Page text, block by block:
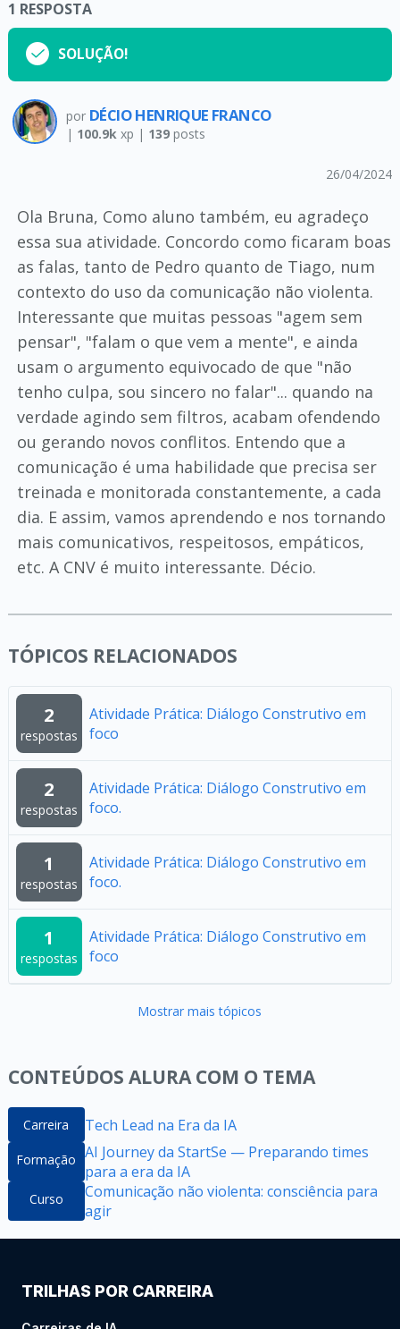
1 RESPOSTA
SOLUÇÃO!
por DÉCIO HENRIQUE FRANCO
| 100.9kxp | 139posts
26/04/2024
Ola Bruna, Como aluno também, eu agradeço
essa sua atividade. Concordo como ficaram boas
as falas, tanto de Pedro quanto de Tiago, num
contexto do uso da comunicação não violenta.
Interessante que muitas pessoas "agem sem
pensar", "falam o que vem a mente", e ainda
usam o argumento equivocado de que "não
tenho culpa, sou sincero no falar"... quando na
verdade agindo sem filtros, acabam ofendendo
ou gerando novos conflitos. Entendo que a
comunicação é uma habilidade que precisa ser
treinada e monitorada constantemente, a cada
dia. E assim, vamos aprendendo e nos tornando
mais comunicativos, respeitosos, empáticos,
etc. A CNV é muito interessante. Décio.
TÓPICOS RELACIONADOS
2
respostas
Atividade Prática: Diálogo Construtivo em
foco
2
respostas
Atividade Prática: Diálogo Construtivo em
foco.
1
respostas
Atividade Prática: Diálogo Construtivo em
foco.
1
respostas
Atividade Prática: Diálogo Construtivo em
foco
Mostrar mais tópicos
CONTEÚDOS ALURA COM O TEMA
Carreira Tech Lead na Era da IA
Formação AI Journey da StartSe — Preparando times
para a era da IA
Curso
Comunicação não violenta: consciência para
agir
TRILHAS POR CARREIRA